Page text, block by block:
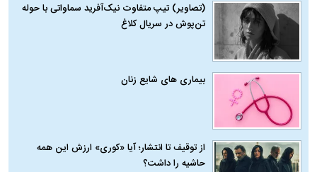
(تصاویر) تیپ متفاوت نیک‌آفرید سماواتی با حوله
تن‌پوش در سریال کلاغ
بیماری‌ های شایع زنان
از توقیف تا انتشار؛ آیا «کوری» ارزش این همه
حاشیه را داشت؟